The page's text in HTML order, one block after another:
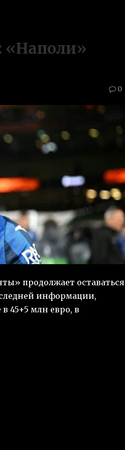
«Наполи»
0
продолжает оставаться
информации,
45+5 млн евро, в